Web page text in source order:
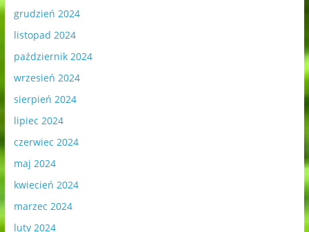
grudzień 2024
listopad 2024
październik 2024
wrzesień 2024
sierpień 2024
lipiec 2024
czerwiec 2024
maj 2024
kwiecień 2024
marzec 2024
luty 2024